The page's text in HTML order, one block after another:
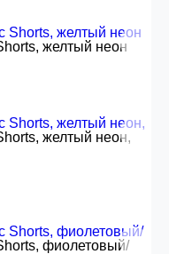
желтый неон
желтый неон,
фиолетовый/